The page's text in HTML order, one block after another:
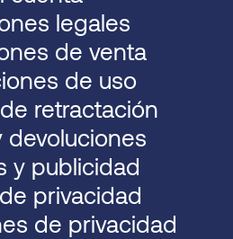
legales
de venta
de uso
retractación
devoluciones
y publicidad
privacidad
de privacidad